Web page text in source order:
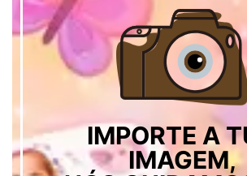
IMPORTE A
IMAGEM,